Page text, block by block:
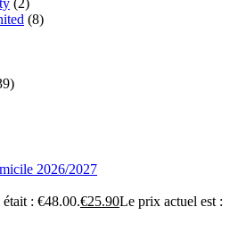
(2)
(8)
2026/2027
: €48.00.€25.90Le prix actuel est :